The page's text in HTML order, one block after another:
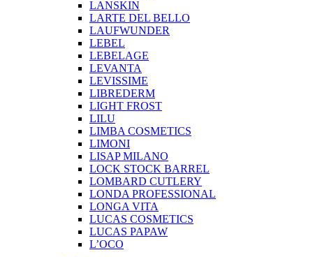
LANSKIN
LARTE DEL BELLO
LAUFWUNDER
LEBEL
LEBELAGE
LEVANTA
LEVISSIME
LIBREDERM
LIGHT FROST
LILU
LIMBA COSMETICS
LIMONI
LISAP MILANO
LOCK STOCK BARREL
LOMBARD CUTLERY
LONDA PROFESSIONAL
LONGA VITA
LUCAS COSMETICS
LUCAS PAPAW
L’OCO